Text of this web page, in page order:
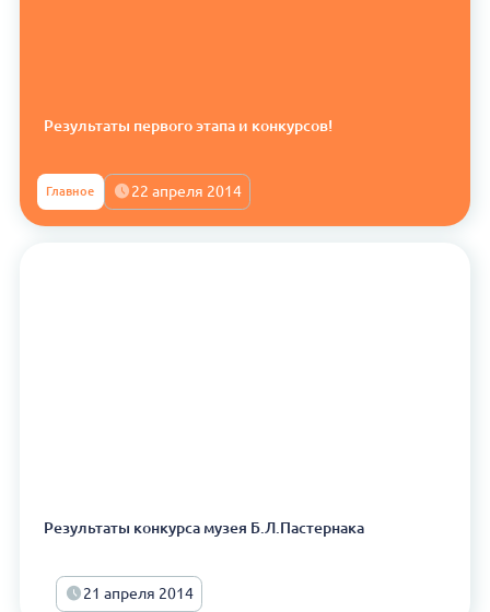
Результаты первого этапа и конкурсов!
Главное 22 апреля 2014
Результаты конкурса музея Б.Л.Пастернака
21 апреля 2014